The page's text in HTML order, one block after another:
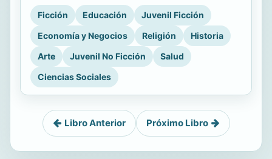
Ficción Educación
Juvenil Ficción
Economía y Negocios
Religión
Historia
Arte
Juvenil No Ficción
Salud
Ciencias Sociales
Libro Anterior Próximo Libro